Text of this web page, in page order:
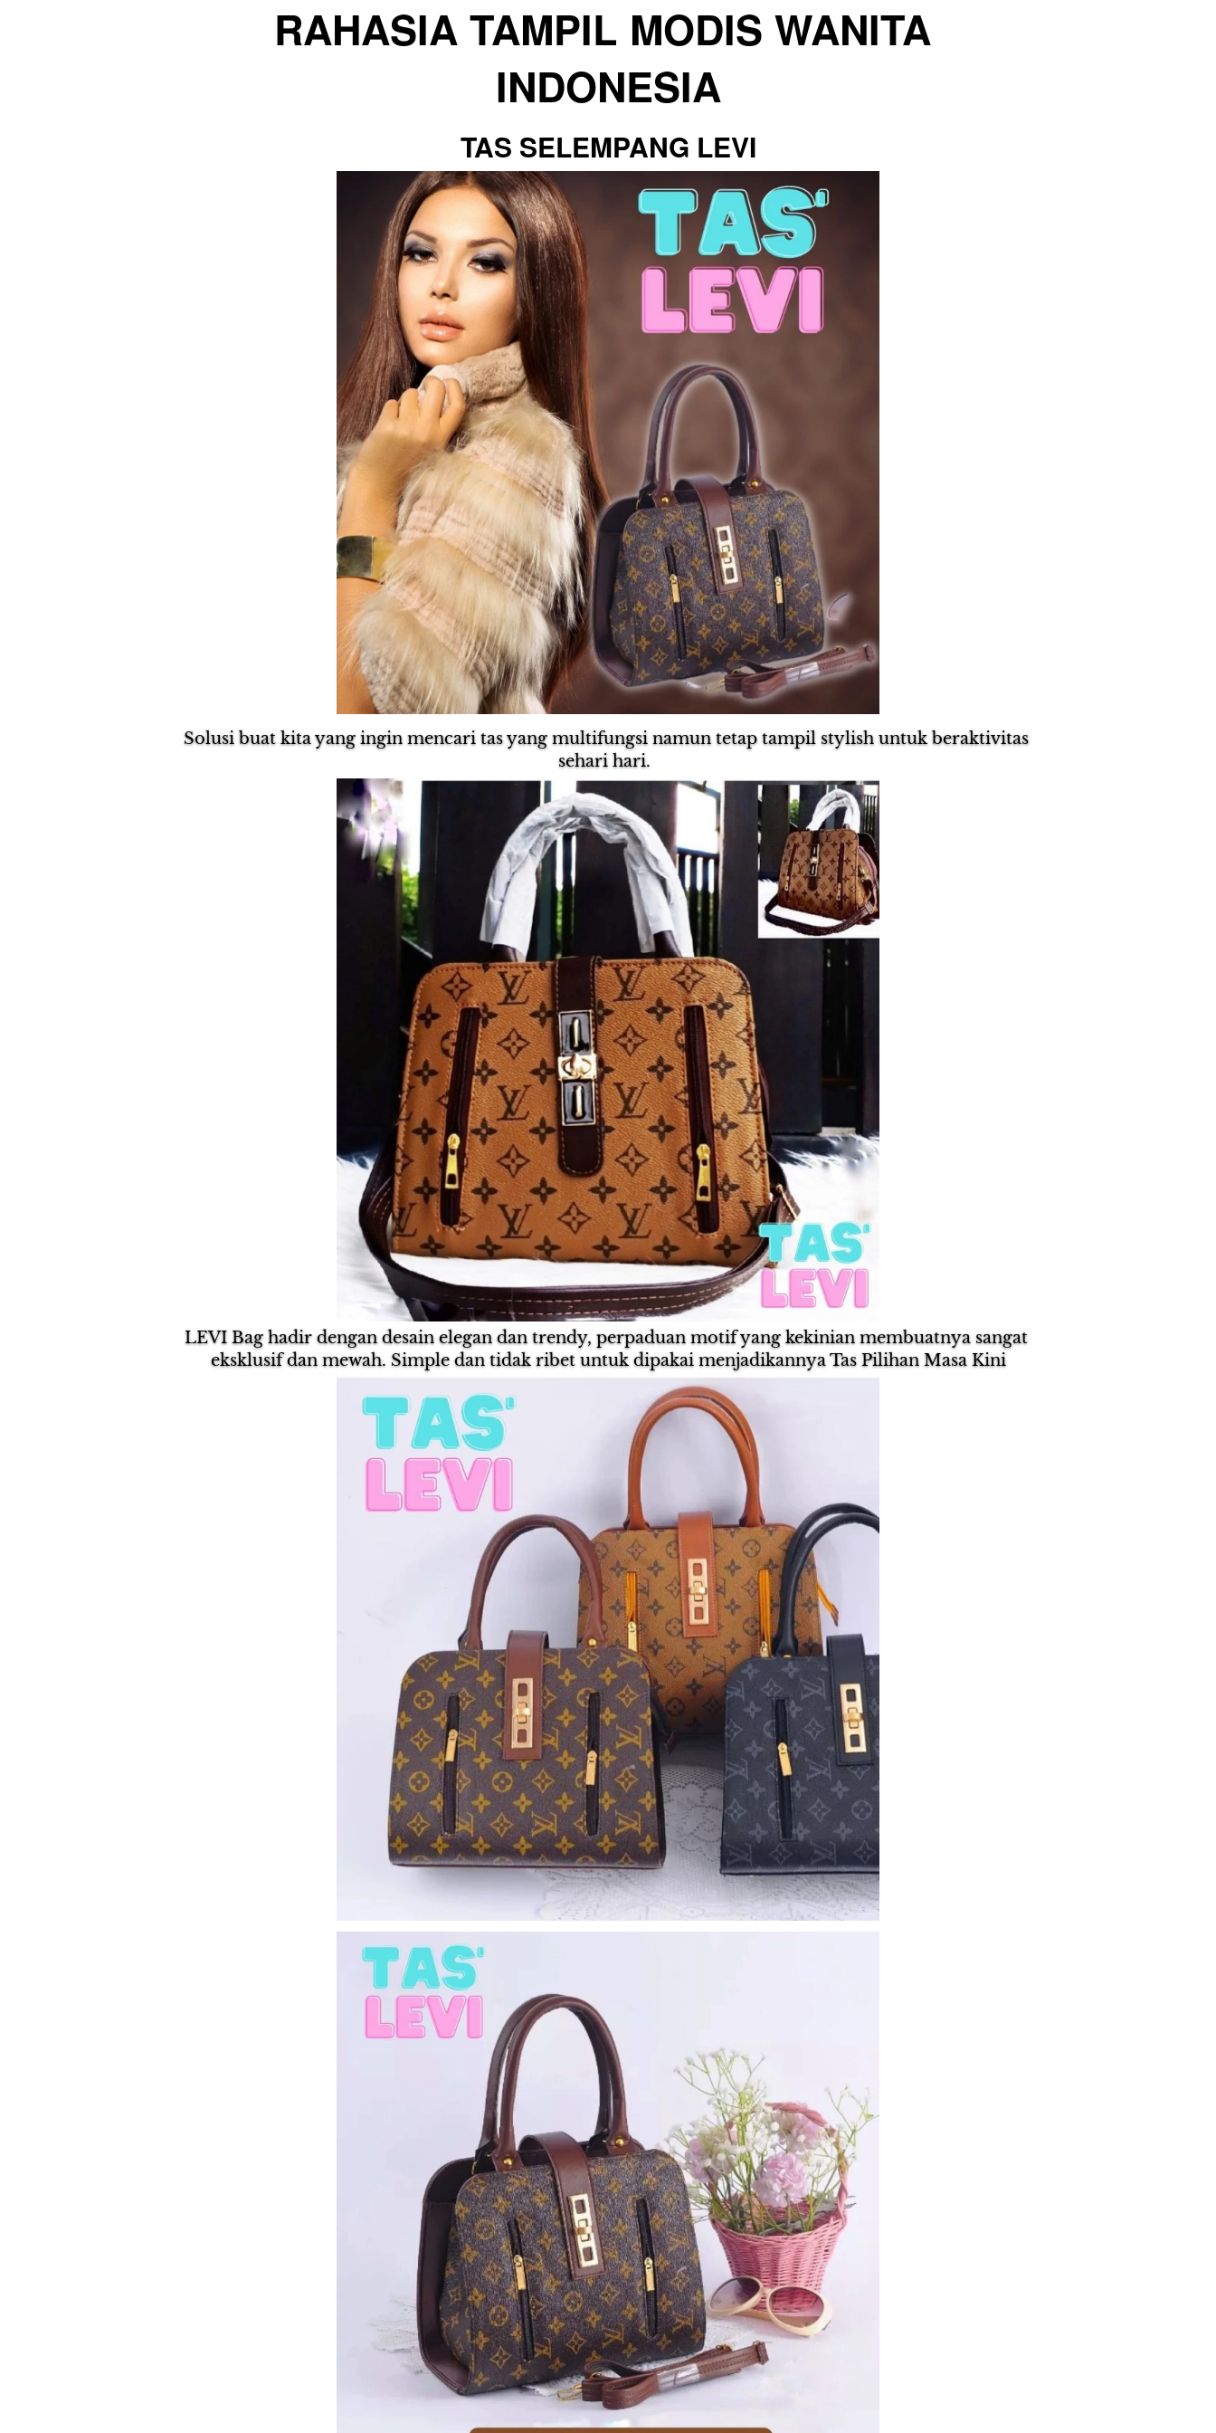
RAHASIA TAMPIL MODIS WANITA
INDONESIA
TAS SELEMPANG LEVI
Solusi buat kita yang ingin mencari tas yang multifungsi namun tetap tampil stylish untuk beraktivitas
sehari hari.
LEVI Bag hadir dengan desain elegan dan trendy, perpaduan motif yang kekinian membuatnya sangat
eksklusif dan mewah. Simple dan tidak ribet untuk dipakai menjadikannya Tas Pilihan Masa Kini